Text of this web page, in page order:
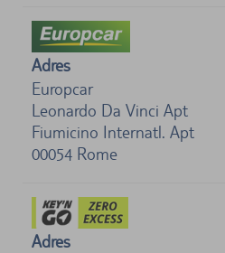
Adres
Europcar
Leonardo Da Vinci Apt
Fiumicino Internatl. Apt
00054 Rome
Adres